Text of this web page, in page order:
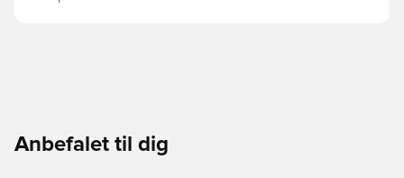
Anbefalet til dig